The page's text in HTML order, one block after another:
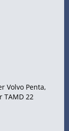
Volvo Penta,
TAMD 22